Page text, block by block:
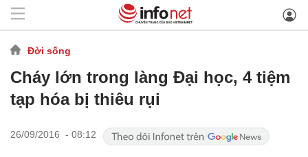
Đời sống
Cháy lớn trong làng Đại học, 4 tiệm
tạp hóa bị thiêu rụi
26/09/2016 - 08:12